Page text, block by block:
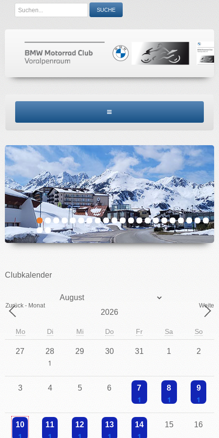
Search
...
SUCHE
CLUBINFO
TERMINE
ACCESSORIES
KONTAKT
IMPRESSUM
Clubkalender
Zurück - Monat
Monat
Weiter
Mo Di Mi Do Fr Sa So
27 28 29 30 31 1 2
3 4 5 6 7
Einzelne Veranstaltung
8 9
10 11 12 13 14 15 16